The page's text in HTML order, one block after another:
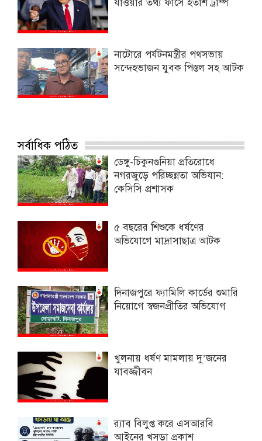
নাটোরে পর্যটনমন্ত্রীর পথসভায়
সন্দেহভাজন যুবক পিস্তল সহ আটক
সর্বাধিক পঠিত
ডেঙ্গু-চিকুনগুনিয়া প্রতিরোধে
নগরজুড়ে পরিচ্ছন্নতা অভিযান:
কেসিসি প্রশাসক
৫ বছরের শিশুকে ধর্ষণের
অভিযোগে মাদ্রাসাছাত্র আটক
দিনাজপুরে ফ্যামিলি কার্ডের শুমারি
নিয়োগে স্বজনপ্রীতির অভিযোগ
খুলনায় ধর্ষণ মামলায় দু’জনের
যাবজ্জীবন
র‌্যাব বিলুপ্ত করে এসআরবি
আইনের খসড়া প্রকাশ